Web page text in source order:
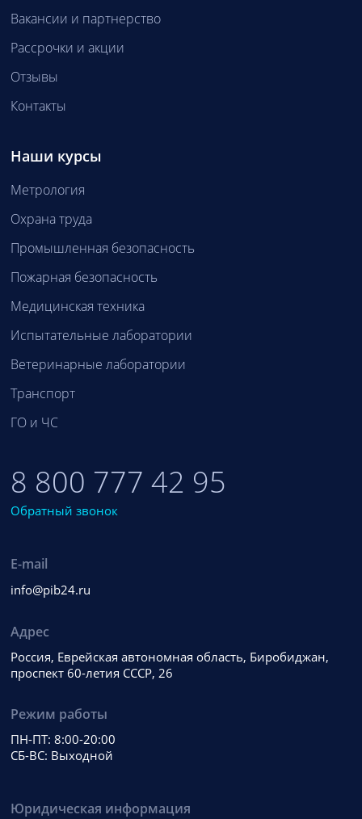
Вакансии и партнерство
Рассрочки и акции
Отзывы
Контакты
Наши курсы
Метрология
Охрана труда
Промышленная безопасность
Пожарная безопасность
Медицинская техника
Испытательные лаборатории
Ветеринарные лаборатории
Транспорт
ГО и ЧС
8 800 777 42 95
Обратный звонок
E-mail
info@pib24.ru
Адрес
Россия, Еврейская автономная область, Биробиджан,
проспект 60-летия СССР, 26
Режим работы
ПН-ПТ: 8:00-20:00
СБ-ВС: Выходной
Юридическая информация